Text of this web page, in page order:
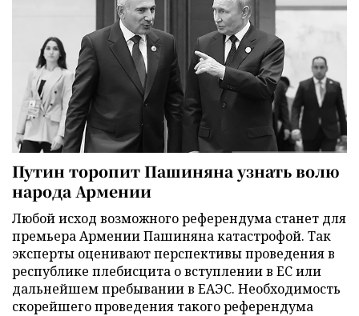
Путин торопит Пашиняна узнать волю
народа Армении
Любой исход возможного референдума станет для
премьера Армении Пашиняна катастрофой. Так
эксперты оценивают перспективы проведения в
республике плебисцита о вступлении в ЕС или
дальнейшем пребывании в ЕАЭС. Необходимость
скорейшего проведения такого референдума